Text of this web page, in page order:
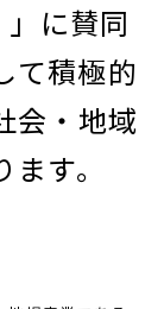
に賛同
て積極的
会・地域
す。